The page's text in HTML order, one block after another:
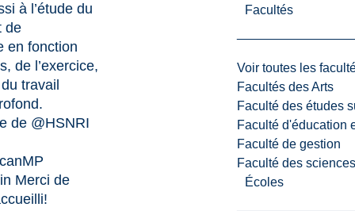
Facultés
Voir toutes les
Facultés des Arts
Faculté des études
Faculté d'éducation
Faculté de gestion
Faculté des
Écoles
à l’étude du
de
en fonction
de l’exercice,
travail
de @HSNRI
Merci de